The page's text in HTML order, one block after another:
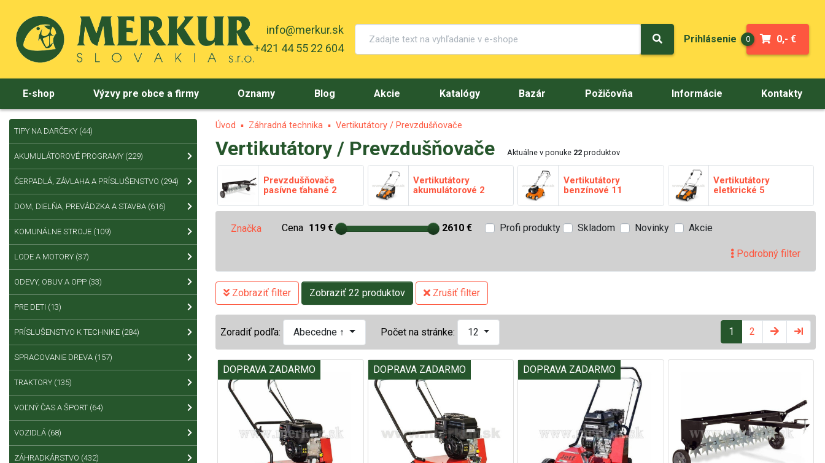
info@merkur.sk
+421 44 55 22 604
Prihlásenie 0 0,- €
E-shop Výzvy pre obce a firmy Oznamy Blog Akcie Katalógy Bazár Požičovňa Informácie Kontakty
Úvod Záhradná technika Vertikutátory / Prevzdušňovače
Vertikutátory / Prevzdušňovače Aktuálne v ponuke 22 produktov
Prevzdušňovače
pasívne ťahané 2
Vertikutátory
akumulátorové 2
Vertikutátory
benzínové 11
Vertikutátory
eletkrické 5
Značka Cena 119 € 2610 € Profi produkty Skladom Novinky Akcie
Podrobný filter
Zobraziť filter Zobraziť 22 produktov Zrušiť filter
Zoradiť podľa: Abecedne ↑ Počet na stránke: 12 1 2
DOPRAVA ZADARMO DOPRAVA ZADARMO DOPRAVA ZADARMO
TIPY NA DARČEKY (44)
AKUMULÁTOROVÉ PROGRAMY (229)
ČERPADLÁ, ZÁVLAHA A PRÍSLUŠENSTVO (294)
DOM, DIELŇA, PREVÁDZKA A STAVBA (616)
KOMUNÁLNE STROJE (109)
LODE A MOTORY (37)
ODEVY, OBUV A OPP (33)
PRE DETI (13)
PRÍSLUŠENSTVO K TECHNIKE (284)
SPRACOVANIE DREVA (157)
TRAKTORY (135)
VOĽNÝ ČAS A ŠPORT (64)
VOZIDLÁ (68)
ZÁHRADKÁRSTVO (432)